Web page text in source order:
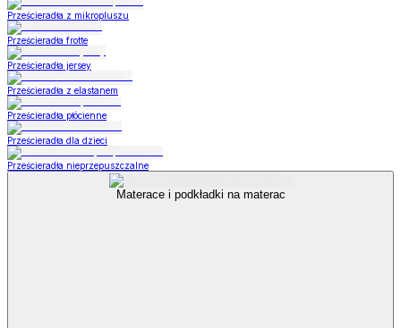
Prześcieradła z mikropluszu
Prześcieradła frotte
Prześcieradła jersey
Prześcieradła z elastanem
Prześcieradła płócienne
Prześcieradła dla dzieci
Prześcieradła nieprzepuszczalne
Materace i podkładki na materac